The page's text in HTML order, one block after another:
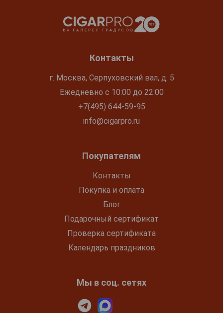
Контакты
г. Москва, Серпуховский вал, д. 5
Ежедневно с 10:00 до 22:00
+7(495) 644-59-95
info@cigarpro.ru
Покупателям
Контакты
Покупка и оплата
Блог
Подарочный сертификат
Проверка сертификата
Календарь праздников
Мы в соц. сетях